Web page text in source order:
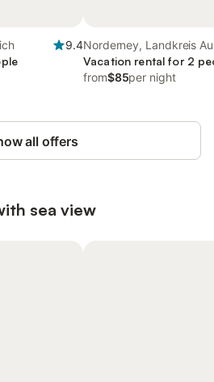
9.4Norderney, Landkreis
Vacation rental for 2
from$85per night
all offers
sea view